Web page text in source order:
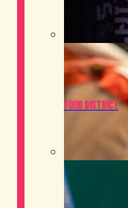
Food District